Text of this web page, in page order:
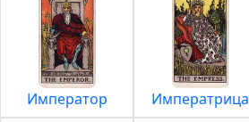
Император Императрица